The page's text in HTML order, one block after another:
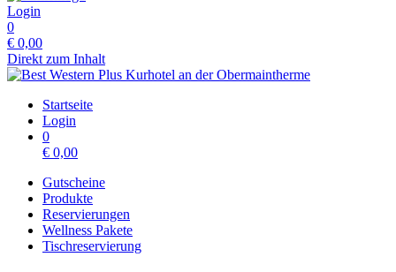
Login
0
€ 0,00
Direkt zum Inhalt
Startseite
Login
0
€ 0,00
Gutscheine
Produkte
Reservierungen
Wellness Pakete
Tischreservierung